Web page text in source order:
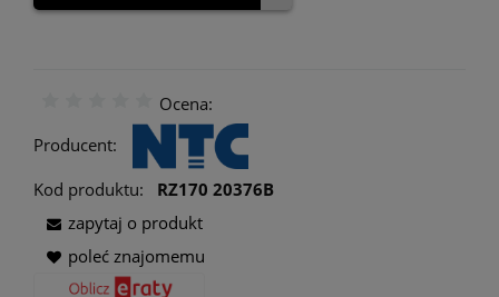
Ocena:
Producent:
Kod produktu:
RZ170 20376B
zapytaj o produkt
poleć znajomemu